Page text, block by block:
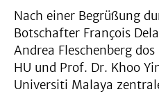
Nach einer Begrüßung
Botschafter François
Andrea Fleschenberg
HU und Prof. Dr. Khoo
Universiti Malaya